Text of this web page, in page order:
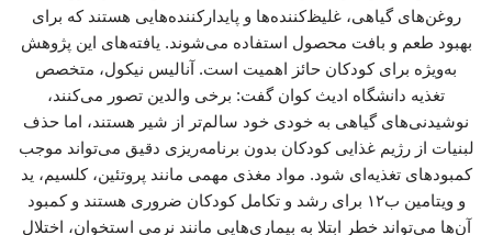
روغن‌های گیاهی، غلیظ‌کننده‌ها و پایدارکننده‌هایی هستند که برای
بهبود طعم و بافت محصول استفاده می‌شوند. یافته‌های این پژوهش
به‌ویژه برای کودکان حائز اهمیت است. آنالیس نیکول، متخصص
تغذیه دانشگاه ادیث کوان گفت: برخی والدین تصور می‌کنند،
نوشیدنی‌های گیاهی به‌ خودی خود سالم‌تر از شیر هستند، اما حذف
لبنیات از رژیم غذایی کودکان بدون برنامه‌ریزی دقیق می‌تواند موجب
کمبودهای تغذیه‌ای شود. مواد مغذی مهمی مانند پروتئین، کلسیم، ید
و ویتامین ب۱۲ برای رشد و تکامل کودکان ضروری هستند و کمبود
آن‌ها می‌تواند خطر ابتلا به بیماری‌هایی مانند نرمی استخوان، اختلال